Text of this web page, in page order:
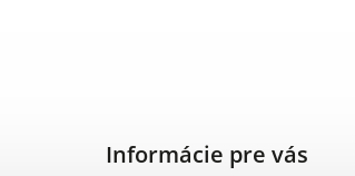
Informácie pre vás